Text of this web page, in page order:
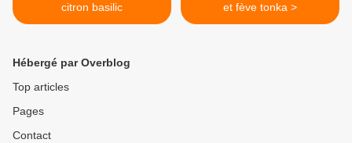
citron basilic
et fève tonka >
Hébergé par Overblog
Top articles
Pages
Contact